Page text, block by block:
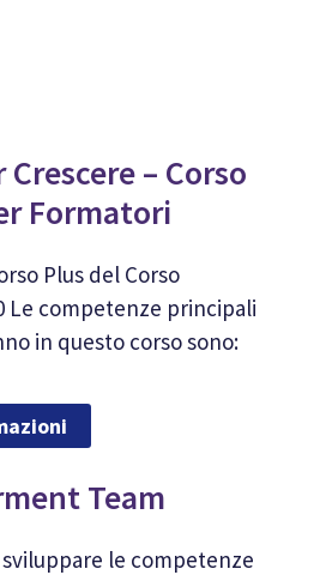
– Corso
Formatori
Plus del Corso
Le competenze principali
in questo corso sono:
Team
le competenze